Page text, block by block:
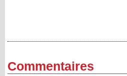
Commentaires